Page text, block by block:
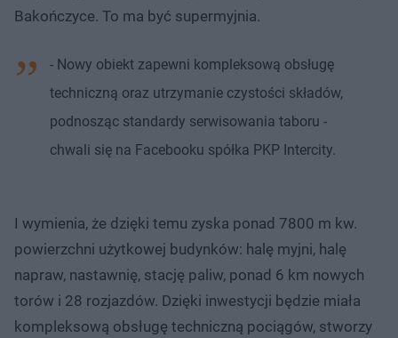
Bakończyce. To ma być supermyjnia.
- Nowy obiekt zapewni kompleksową obsługę
techniczną oraz utrzymanie czystości składów,
podnosząc standardy serwisowania taboru -
chwali się na Facebooku spółka PKP Intercity.
I wymienia, że dzięki temu zyska ponad 7800 m kw.
powierzchni użytkowej budynków: halę myjni, halę
napraw, nastawnię, stację paliw, ponad 6 km nowych
torów i 28 rozjazdów. Dzięki inwestycji będzie miała
kompleksową obsługę techniczną pociągów, stworzy